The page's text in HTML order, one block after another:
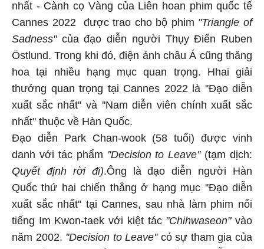
nhất - Cành cọ Vàng của Liên hoan phim quốc tế
Cannes 2022 được trao cho bộ phim "Triangle of
Sadness"của đạo diễn người Thụy Điển Ruben
Östlund. Trong khi đó, điện ảnh châu Á cũng thăng
hoa tại nhiều hạng mục quan trọng. Hhai giải
thưởng quan trọng tại Cannes 2022 là ''Đạo diễn
xuất sắc nhất'' và ''Nam diễn viên chính xuất sắc
nhất" thuộc về Hàn Quốc.
Đạo diễn Park Chan-wook (58 tuổi) được vinh
danh với tác phẩm ''Decision to Leave'' (tạm dịch:
Quyết định rời đi).Ông là đạo diễn người Hàn
Quốc thứ hai chiến thắng ở hạng mục ''Đạo diễn
xuất sắc nhất'' tại Cannes, sau nhà làm phim nổi
tiếng Im Kwon-taek với kiệt tác "Chihwaseon"vào
năm 2002. ''Decision to Leave'' có sự tham gia của